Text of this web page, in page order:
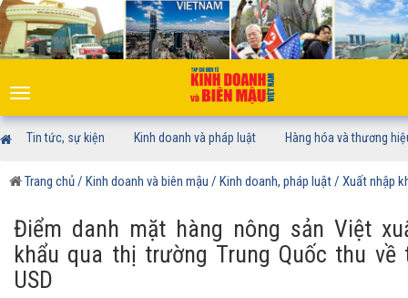
Toggle
navigation
Tin tức, sự kiện Kinh doanh và pháp luật Hàng hóa và thương
Trang chủ/ Kinh doanh và biên mậu / Kinh doanh, pháp luật/ Xuất nhập
Điểm danh mặt hàng nông sản Việt
khẩu qua thị trường Trung Quốc thu về
USD